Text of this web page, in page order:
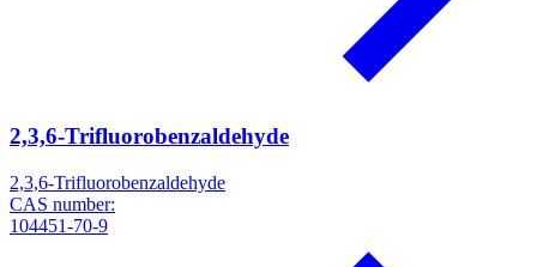
2,3,6-Trifluorobenzaldehyde
2,3,6-Trifluorobenzaldehyde
CAS number:
104451-70-9